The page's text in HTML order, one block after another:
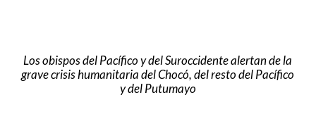
Los obispos del Pacífico y del Suroccidente alertan de la
grave crisis humanitaria del Chocó, del resto del Pacífico
y del Putumayo